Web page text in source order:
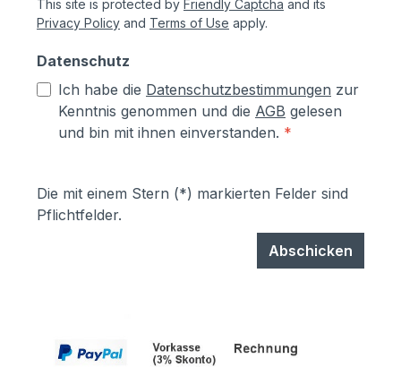
This site is protected by Friendly Captcha and its
Privacy Policy and Terms of Use apply.
Datenschutz
Ich habe die Datenschutzbestimmungen zur
Kenntnis genommen und die AGB gelesen
und bin mit ihnen einverstanden. *
Die mit einem Stern (*) markierten Felder sind
Pflichtfelder.
Abschicken